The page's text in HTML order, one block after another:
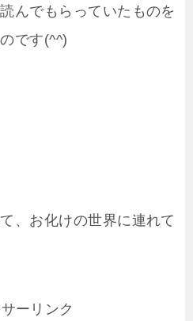
んでもらっていたものを
です(^^)
、お化けの世界に連れて
ーリンク